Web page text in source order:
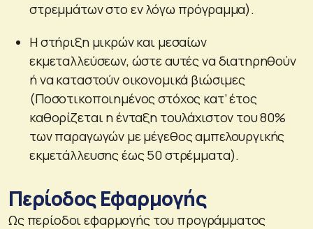
στρεμμάτων στο εν λόγω πρόγραμμα).
Η στήριξη μικρών και μεσαίων
εκμεταλλεύσεων, ώστε αυτές να διατηρηθούν
ή να καταστούν οικονομικά βιώσιμες
(Ποσοτικοποιημένος στόχος κατ’ έτος
καθορίζεται η ένταξη τουλάχιστον του 80%
των παραγωγών με μέγεθος αμπελουργικής
εκμετάλλευσης έως 50 στρέμματα).
Περίοδος Εφαρμογής
Ως περίοδοι εφαρμογής του προγράμματος